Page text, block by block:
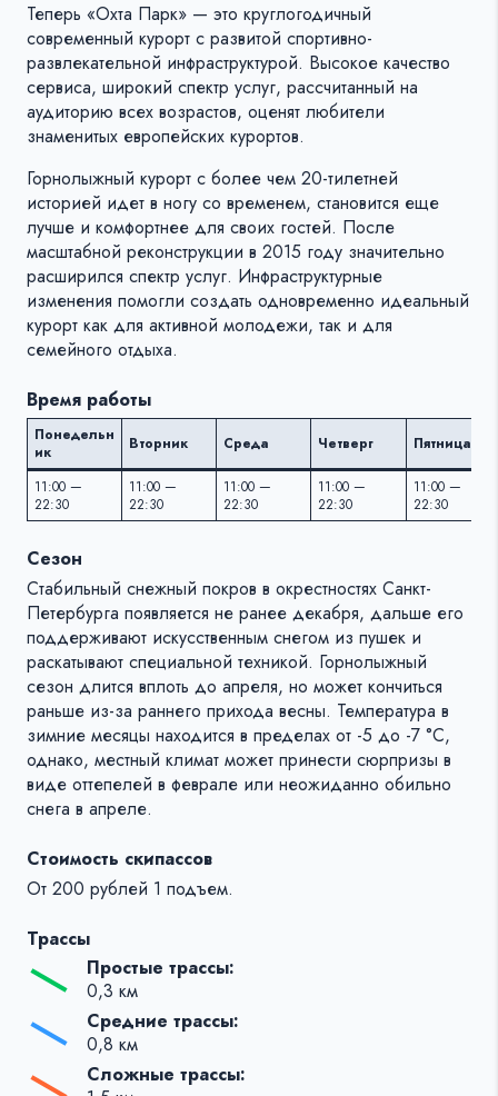
Теперь «Охта Парк» — это круглогодичный
современный курорт с развитой спортивно-
развлекательной инфраструктурой. Высокое качество
сервиса, широкий спектр услуг, рассчитанный на
аудиторию всех возрастов, оценят любители
знаменитых европейских курортов.
Горнолыжный курорт с более чем 20-тилетней
историей идет в ногу со временем, становится еще
лучше и комфортнее для своих гостей. После
масштабной реконструкции в 2015 году значительно
расширился спектр услуг. Инфраструктурные
изменения помогли создать одновременно идеальный
курорт как для активной молодежи, так и для
семейного отдыха.
Время работы
Понедельн
ик
Вторник Среда Четверг Пятница
11:00 —
22:30
11:00 —
22:30
11:00 —
22:30
11:00 —
22:30
11:00 —
22:30
Сезон
Стабильный снежный покров в окрестностях Санкт-
Петербурга появляется не ранее декабря, дальше его
поддерживают искусственным снегом из пушек и
раскатывают специальной техникой. Горнолыжный
сезон длится вплоть до апреля, но может кончиться
раньше из-за раннего прихода весны. Температура в
зимние месяцы находится в пределах от -5 до -7 °C,
однако, местный климат может принести сюрпризы в
виде оттепелей в феврале или неожиданно обильно
снега в апреле.
Стоимость скипассов
От 200 рублей 1 подъем.
Трассы
Простые трассы:
0,3 км
Средние трассы:
0,8 км
Сложные трассы: